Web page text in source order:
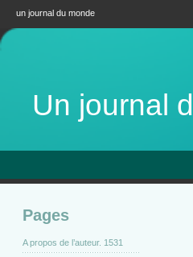
un journal du monde
Un journal
Pages
A propos de l’auteur. 1531